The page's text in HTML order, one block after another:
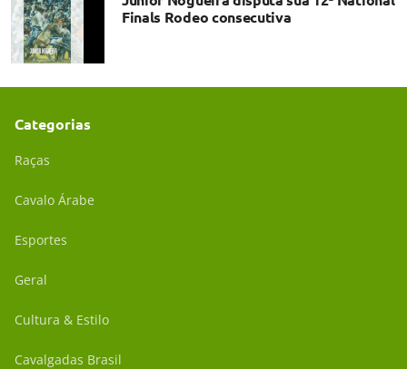
Finals Rodeo consecutiva
Categorias
Raças
Cavalo Árabe
Esportes
Geral
Cultura & Estilo
Cavalgadas Brasil